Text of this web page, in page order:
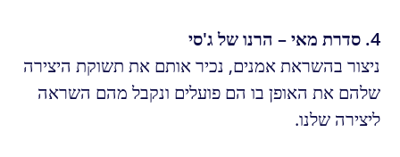
4. סדרת מאי – הרנו של ג'סי
ניצור בהשראת אמנים, נכיר אותם את תשוקת היצירה
שלהם את האופן בו הם פועלים ונקבל מהם השראה
ליצירה שלנו.